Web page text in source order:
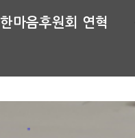
한마음후원회 연혁